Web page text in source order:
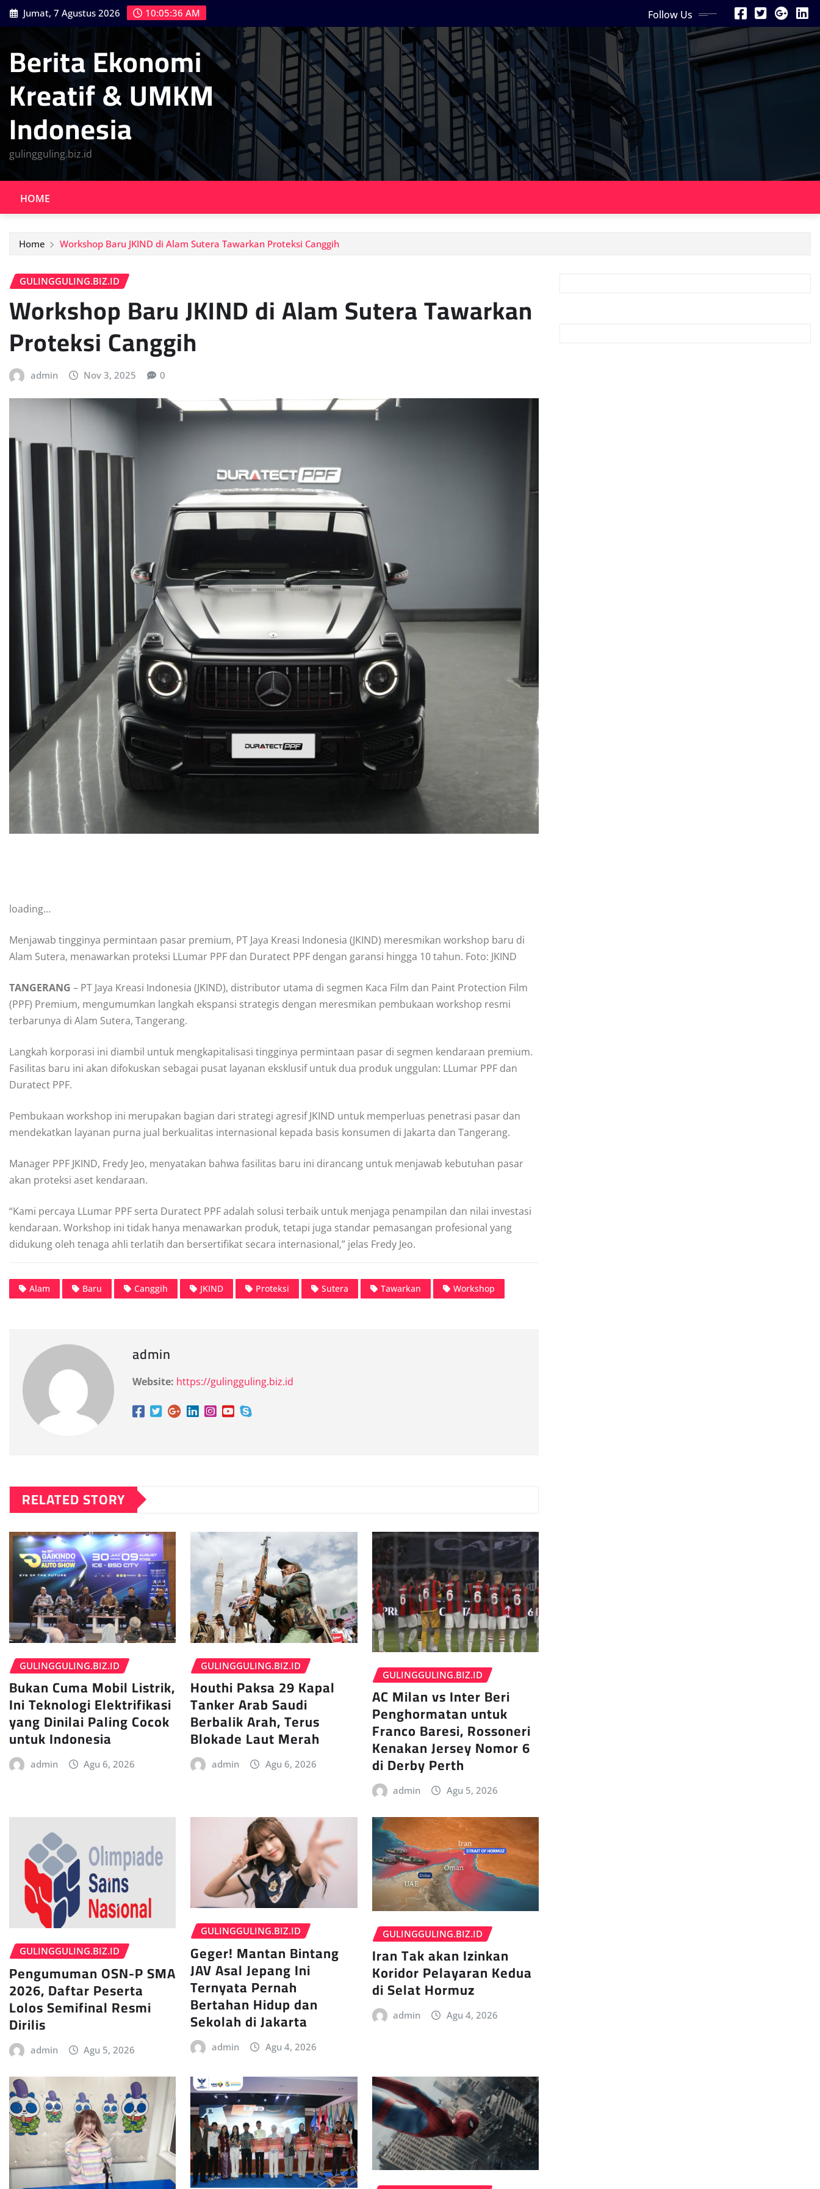
Skip
to
Jumat, 7 Agustus 2026 10:05:37 AM Follow Us
Berita Ekonomi
Kreatif & UMKM
Indonesia
gulingguling.biz.id
HOME
Home Workshop Baru JKIND di Alam Sutera Tawarkan Proteksi Canggih
GULINGGULING.BIZ.ID
Workshop Baru JKIND di Alam Sutera Tawarkan
Proteksi Canggih
admin Nov 3, 2025 0
loading…
Menjawab tingginya permintaan pasar premium, PT Jaya Kreasi Indonesia (JKIND) meresmikan workshop baru di
Alam Sutera, menawarkan proteksi LLumar PPF dan Duratect PPF dengan garansi hingga 10 tahun. Foto: JKIND
TANGERANG – PT Jaya Kreasi Indonesia (JKIND), distributor utama di segmen Kaca Film dan Paint Protection Film
(PPF) Premium, mengumumkan langkah ekspansi strategis dengan meresmikan pembukaan workshop resmi
terbarunya di Alam Sutera, Tangerang.
Langkah korporasi ini diambil untuk mengkapitalisasi tingginya permintaan pasar di segmen kendaraan premium.
Fasilitas baru ini akan difokuskan sebagai pusat layanan eksklusif untuk dua produk unggulan: LLumar PPF dan
Duratect PPF.
Pembukaan workshop ini merupakan bagian dari strategi agresif JKIND untuk memperluas penetrasi pasar dan
mendekatkan layanan purna jual berkualitas internasional kepada basis konsumen di Jakarta dan Tangerang.
Manager PPF JKIND, Fredy Jeo, menyatakan bahwa fasilitas baru ini dirancang untuk menjawab kebutuhan pasar
akan proteksi aset kendaraan.
“Kami percaya LLumar PPF serta Duratect PPF adalah solusi terbaik untuk menjaga penampilan dan nilai investasi
kendaraan. Workshop ini tidak hanya menawarkan produk, tetapi juga standar pemasangan profesional yang
didukung oleh tenaga ahli terlatih dan bersertifikat secara internasional,” jelas Fredy Jeo.
Alam Baru Canggih JKIND Proteksi Sutera Tawarkan Workshop
admin
Website: https://gulingguling.biz.id
RELATED STORY
GULINGGULING.BIZ.ID
Bukan Cuma Mobil Listrik,
Ini Teknologi Elektrifikasi
yang Dinilai Paling Cocok
untuk Indonesia
admin Agu 6, 2026
GULINGGULING.BIZ.ID
Houthi Paksa 29 Kapal
Tanker Arab Saudi
Berbalik Arah, Terus
Blokade Laut Merah
admin Agu 6, 2026
GULINGGULING.BIZ.ID
AC Milan vs Inter Beri
Penghormatan untuk
Franco Baresi, Rossoneri
Kenakan Jersey Nomor 6
di Derby Perth
admin Agu 5, 2026
GULINGGULING.BIZ.ID
Pengumuman OSN-P SMA
2026, Daftar Peserta
Lolos Semifinal Resmi
Dirilis
admin Agu 5, 2026
GULINGGULING.BIZ.ID
Geger! Mantan Bintang
JAV Asal Jepang Ini
Ternyata Pernah
Bertahan Hidup dan
Sekolah di Jakarta
admin Agu 4, 2026
GULINGGULING.BIZ.ID
Iran Tak akan Izinkan
Koridor Pelayaran Kedua
di Selat Hormuz
admin Agu 4, 2026